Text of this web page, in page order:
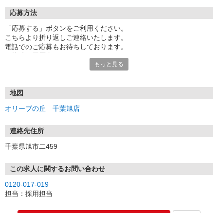
応募方法
「応募する」ボタンをご利用ください。
こちらより折り返しご連絡いたします。
電話でのご応募もお待ちしております。
もっと見る
地図
オリーブの丘 千葉旭店
連絡先住所
千葉県旭市二459
この求人に関するお問い合わせ
0120-017-019
担当：採用担当